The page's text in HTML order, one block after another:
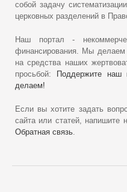
собой задачу
церковных разделений в
Наш портал -
финансирования. Мы
на средства наших
просьбой:
Поддержите
делаем!
Если вы хотите задать
сайта или статей, напишите
Обратная связь.